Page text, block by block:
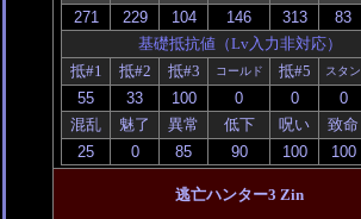
基礎抵抗値（Lv入力非対応）
抵#1
抵#2 抵#3 コールド 抵#5 スタン
混乱 魅了 異常 低下 呪い 致命
逃亡ハンター3 Zin